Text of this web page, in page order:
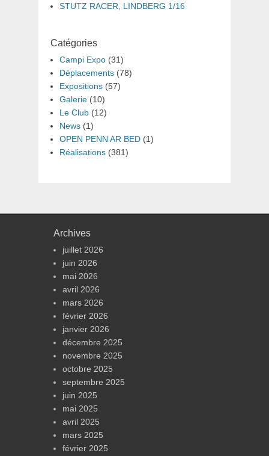
STUTZ RACER, LINDBERG 1/16
Catégories
Campi Expo (31)
Déplacements (78)
Expositions (57)
Galerie (10)
Le Club (12)
News (1)
OPEN PENN AR BED (1)
Réalisations (381)
Archives
juillet 2026
juin 2026
mai 2026
avril 2026
mars 2026
février 2026
janvier 2026
décembre 2025
novembre 2025
octobre 2025
septembre 2025
juin 2025
mai 2025
avril 2025
mars 2025
février 2025